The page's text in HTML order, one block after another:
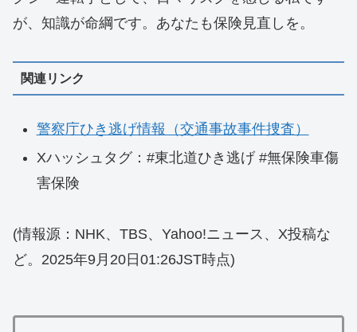
が、知識が命綱です。あなたも保険見直しを。
関連リンク
警察庁ひき逃げ情報（交通事故事件捜査）
Xハッシュタグ：#東北道ひき逃げ #無保険車傷
害保険
(情報源：NHK、TBS、Yahoo!ニュース、X投稿な
ど。2025年9月20日01:26JST時点)